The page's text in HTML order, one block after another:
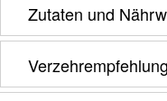
Zutaten und
Verzehrempfehlung